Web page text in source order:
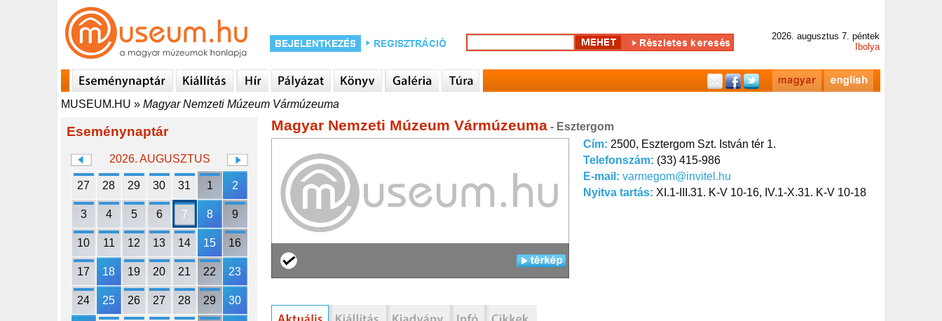
2026. augusztus 7. péntek
Ibolya
MUSEUM.HU » Magyar Nemzeti Múzeum Vármúzeuma
Eseménynaptár
2026. AUGUSZTUS
27 28 29 30 31 1 2
3 4 5 6 7 8 9
10 11 12 13 14 15 16
17 18 19 20 21 22 23
24 25 26 27 28 29 30
Magyar Nemzeti Múzeum Vármúzeuma - Esztergom
Cím: 2500, Esztergom Szt. István tér 1.
Telefonszám: (33) 415-986
E-mail: varmegom@invitel.hu
Nyitva tartás: XI.1-III.31. K-V 10-16, IV.1-X.31. K-V 10-18